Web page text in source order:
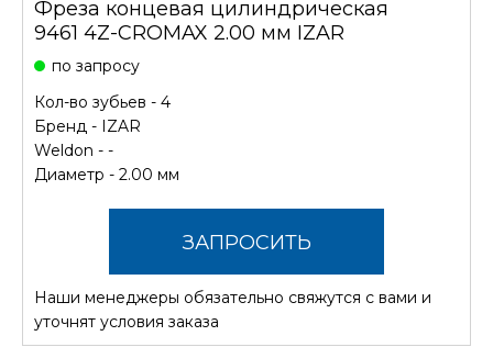
Фреза концевая цилиндрическая
9461 4Z-CROMAX 2.00 мм IZAR
по запросу
Кол-во зубьев - 4
Бренд - IZAR
Weldon - -
Диаметр - 2.00 мм
ЗАПРОСИТЬ
СТОИМОСТЬ
Наши менеджеры обязательно свяжутся с вами и
уточнят условия заказа